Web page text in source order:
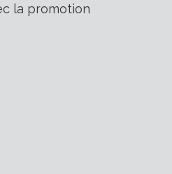
la promotion